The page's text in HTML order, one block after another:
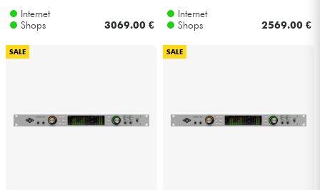
Internet
Shops
3069.00 €
Internet
Shops
2569.00 €
SALE SALE